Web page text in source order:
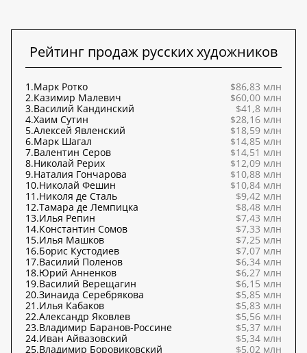
Рейтинг продаж русских художников
1.Марк Ротко
$86,83 млн
2.Казимир Малевич
$60,00 млн
3.Василий Кандинский
$41,8 млн
4.Хаим Сутин
$28,16 млн
5.Алексей Явленский
$18,59 млн
6.Марк Шагал
$14,85 млн
7.Валентин Серов
$14,51 млн
8.Николай Рерих
$12,09 млн
9.Наталия Гончарова
$10,88 млн
10.Николай Фешин
$10,84 млн
11.Николя де Сталь
$9,42 млн
12.Тамара де Лемпицка
$8,48 млн
13.Илья Репин
$7,43 млн
14.Константин Сомов
$7,33 млн
15.Илья Машков
$7,25 млн
16.Борис Кустодиев
$7,07 млн
17.Василий Поленов
$6,34 млн
18.Юрий Анненков
$6,27 млн
19.Василий Верещагин
$6,15 млн
20.Зинаида Серебрякова
$5,85 млн
21.Илья Кабаков
$5,83 млн
22.Александр Яковлев
$5,56 млн
23.Владимир Баранов-Россине
$5,37 млн
24.Иван Айвазовский
$5,34 млн
25.Владимир Боровиковский $5,02 млн